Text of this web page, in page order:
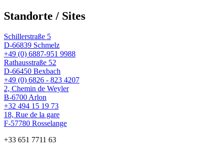
Standorte / Sites
Schillerstraße 5
D-66839 Schmelz
+49 (0) 6887-951 9988
Rathausstraße 52
D-66450 Bexbach
+49 (0) 6826 - 823 4207
2, Chemin de Weyler
B-6700 Arlon
+32 494 15 19 73
18, Rue de la gare
F-57780 Rosselange
+33 651 7711 63